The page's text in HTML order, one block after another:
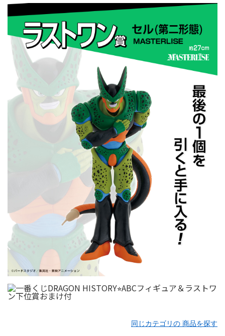
同じカテゴリの 商品を探す